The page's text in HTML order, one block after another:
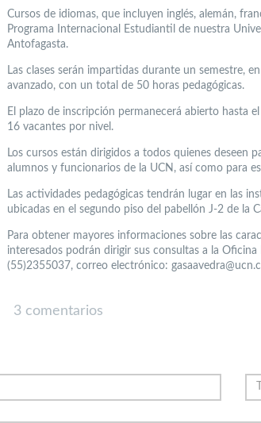
Cursos de idiomas, que incluyen inglés, alemán,
Programa Internacional Estudiantil de nuestra
Antofagasta.
Las clases serán impartidas durante un semestre,
avanzado, con un total de 50 horas pedagógicas.
El plazo de inscripción permanecerá abierto hasta
16 vacantes por nivel.
Los cursos están dirigidos a todos quienes deseen
alumnos y funcionarios de la UCN, así como para
Las actividades pedagógicas tendrán lugar en las
ubicadas en el segundo piso del pabellón J-2 de la
Para obtener mayores informaciones sobre las
interesados podrán dirigir sus consultas a la
(55)2355037, correo electrónico:
3 comentarios